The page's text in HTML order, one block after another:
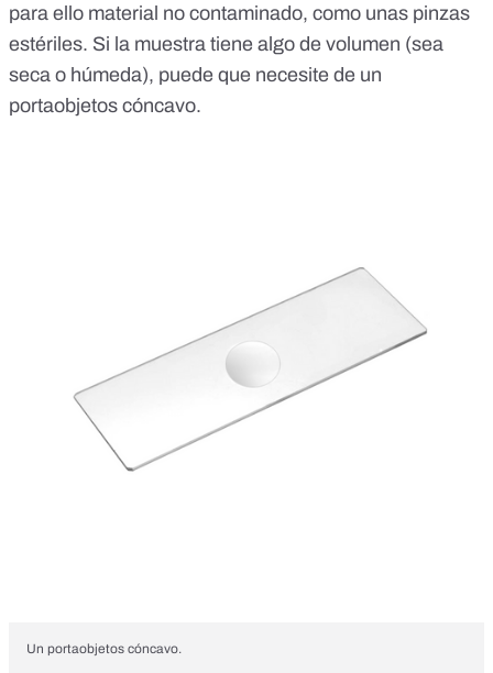
para ello material no contaminado, como unas pinzas
estériles. Si la muestra tiene algo de volumen (sea
seca o húmeda), puede que necesite de un
portaobjetos cóncavo.
Un portaobjetos cóncavo.